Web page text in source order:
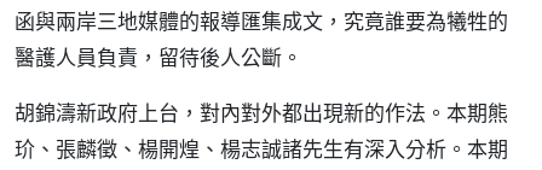
函與兩岸三地媒體的報導匯集成文，究竟誰要為犧牲的
醫護人員負責，留待後人公斷。
胡錦濤新政府上台，對內對外都出現新的作法。本期熊
玠、張麟徵、楊開煌、楊志誠諸先生有深入分析。本期